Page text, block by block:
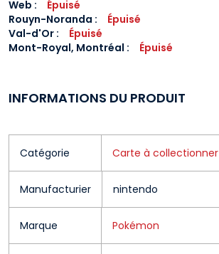
Web :
Épuisé
Rouyn-Noranda :
Épuisé
Val-d'Or :
Épuisé
Mont-Royal, Montréal : Épuisé
INFORMATIONS DU PRODUIT
Catégorie Carte à collectionner
Manufacturier nintendo
Marque Pokémon